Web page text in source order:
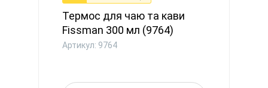
Термос для чаю та кави
Fissman 300 мл (9764)
Артикул: 9764